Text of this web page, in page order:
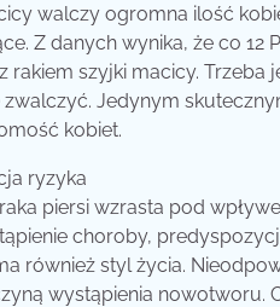
walczy ogromna ilość
Z danych wynika, że co
rakiem szyjki macicy.
Jedynym
kobiet.
ryzyka
piersi wzrasta pod
choroby,
również styl życia.
wystąpienia nowotworu.